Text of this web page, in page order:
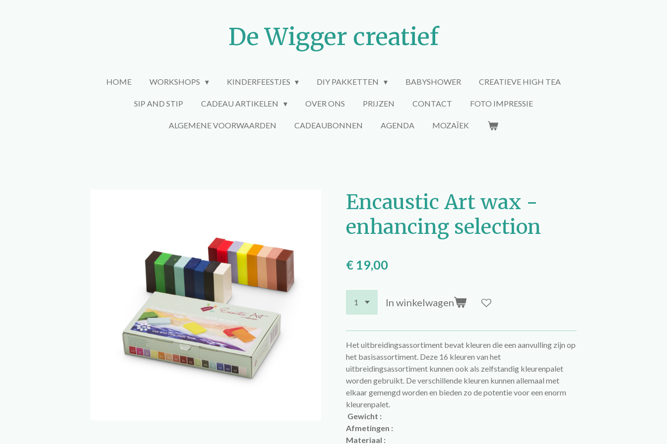
De Wigger creatief
HOME WORKSHOPS KINDERFEESTJES DIY PAKKETTEN BABYSHOWER CREATIEVE HIGH TEA
SIP AND STIP CADEAU ARTIKELEN OVER ONS PRIJZEN CONTACT FOTO IMPRESSIE
ALGEMENE VOORWAARDEN CADEAUBONNEN AGENDA MOZAÏEK
Encaustic Art wax -
enhancing selection
€ 19,00
In winkelwagen
Het uitbreidingsassortiment bevat kleuren die een aanvulling zijn op
het basisassortiment. Deze 16 kleuren van het
uitbreidingsassortiment kunnen ook als zelfstandig kleurenpalet
worden gebruikt. De verschillende kleuren kunnen allemaal met
elkaar gemengd worden en bieden zo de potentie voor een enorm
kleurenpalet.
Gewicht :
Afmetingen :
Materiaal :